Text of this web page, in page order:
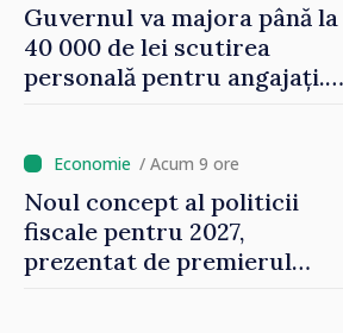
Guvernul va majora până la
40 000 de lei scutirea
personală pentru angajați.
oamenilor”/ Acum 9 ore
Noul concept al politicii
fiscale pentru 2027,
prezentat de premierul